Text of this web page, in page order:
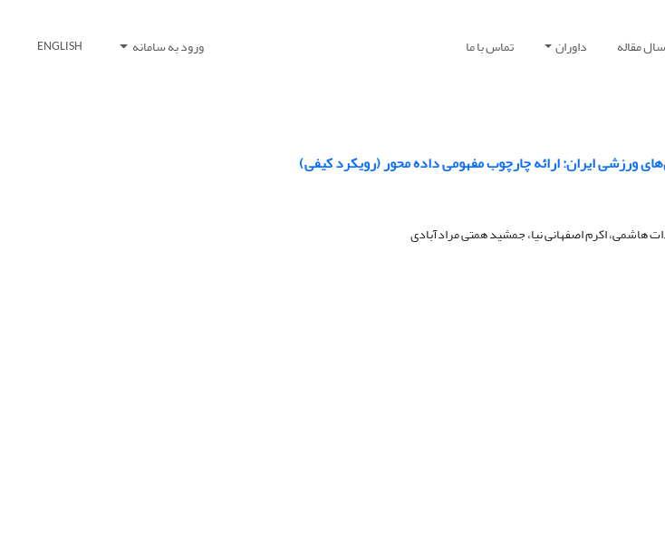
مقاله داوران تماس با ما ورود به سامانه ENGLISH
ورزشی ایران: ارائه چارچوب مفهومی داده محور (رویکرد کیفی)
هاشمی، اکرم اصفهانی نیا، جمشید همتی مرادآبادی